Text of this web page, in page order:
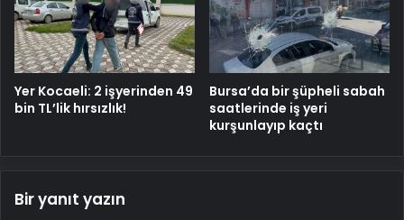
Yer Kocaeli: 2 işyerinden 49
bin TL’lik hırsızlık!
Bursa’da bir şüpheli sabah
saatlerinde iş yeri
kurşunlayıp kaçtı
Bir yanıt yazın